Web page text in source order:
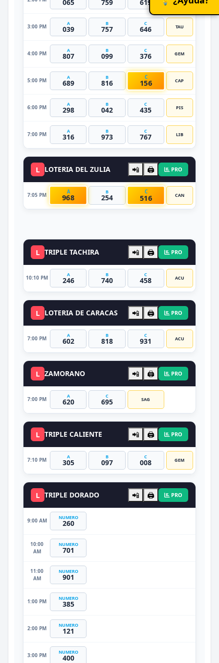
065 759 619
3:00 PM A
039
B
757
C
646 TAU
4:00 PM A
807
B
099
C
376 GEM
5:00 PM A
689
B
816
C
156 CAP
6:00 PM A
298
B
042
C
435 PIS
7:00 PM A
316
B
973
C
767 LIB
L LOTERIA DEL ZULIA 📲 🖨️ PRO
7:05 PM
A
968
B
254
C
516 CAN
L TRIPLE TACHIRA 📲 🖨️ PRO
10:10 PM A
246
B
740
C
458 ACU
L LOTERIA DE CARACAS 📲 🖨️ PRO
7:00 PM A
602
B
818
C
931 ACU
L ZAMORANO 📲 🖨️ PRO
7:00 PM A
620
C
695 SAG
L TRIPLE CALIENTE 📲 🖨️ PRO
7:10 PM A
305
B
097
C
008 GEM
L TRIPLE DORADO 📲 🖨️ PRO
9:00 AM NUMERO
260
10:00
AM
NUMERO
701
11:00
AM
NUMERO
901
1:00 PM NUMERO
385
2:00 PM NUMERO
121
3:00 PM NUMERO
400